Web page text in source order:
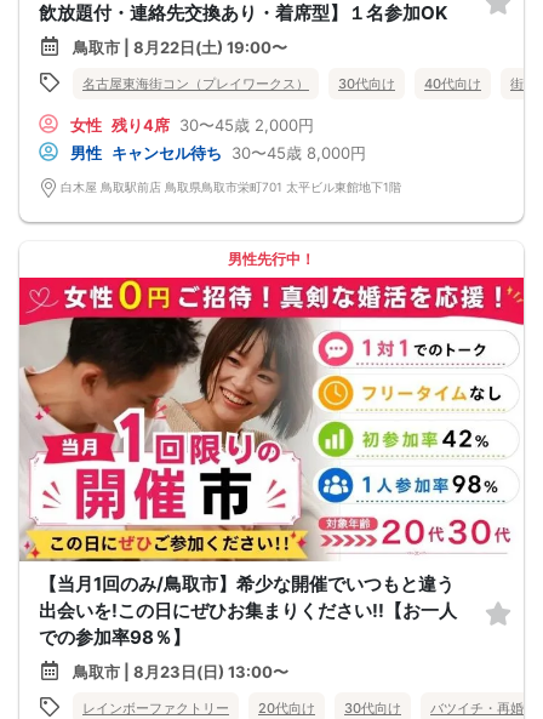
飲放題付・連絡先交換あり・着席型】１名参加OK
鳥取市 | 8月22日(土) 19:00〜
名古屋東海街コン（プレイワークス） 30代向け 40代向け 街コ
女性 残り4席 30〜45歳 2,000円
男性 キャンセル待ち 30〜45歳 8,000円
白木屋 鳥取駅前店 鳥取県鳥取市栄町701 太平ビル東館地下1階
男性先行中！
【当月1回のみ/鳥取市】希少な開催でいつもと違う
出会いを!この日にぜひお集まりください!!【お一人
での参加率98％】
鳥取市 | 8月23日(日) 13:00〜
レインボーファクトリー 20代向け 30代向け バツイチ・再婚